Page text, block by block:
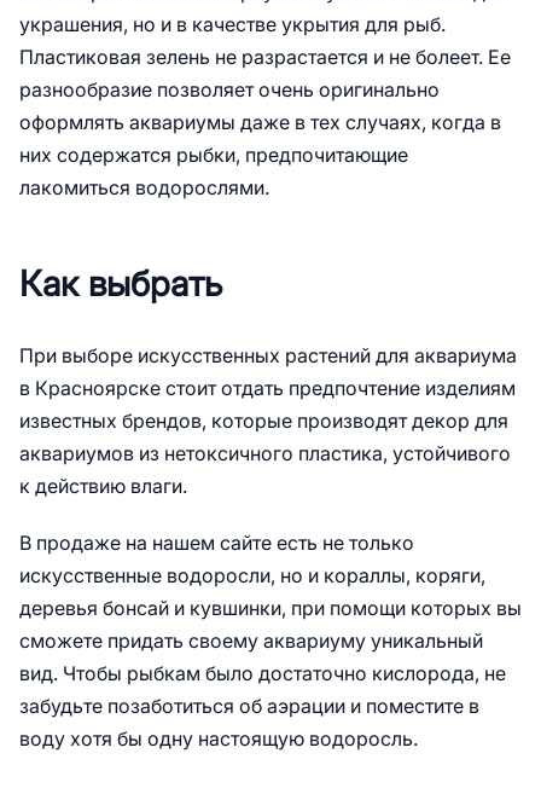
украшения, но и в качестве укрытия для рыб.
Пластиковая зелень не разрастается и не болеет. Ее
разнообразие позволяет очень оригинально
оформлять аквариумы даже в тех случаях, когда в
них содержатся рыбки, предпочитающие
лакомиться водорослями.
Как выбрать
При выборе искусственных растений для аквариума
в Красноярске стоит отдать предпочтение изделиям
известных брендов, которые производят декор для
аквариумов из нетоксичного пластика, устойчивого
к действию влаги.
В продаже на нашем сайте есть не только
искусственные водоросли, но и кораллы, коряги,
деревья бонсай и кувшинки, при помощи которых вы
сможете придать своему аквариуму уникальный
вид. Чтобы рыбкам было достаточно кислорода, не
забудьте позаботиться об аэрации и поместите в
воду хотя бы одну настоящую водоросль.